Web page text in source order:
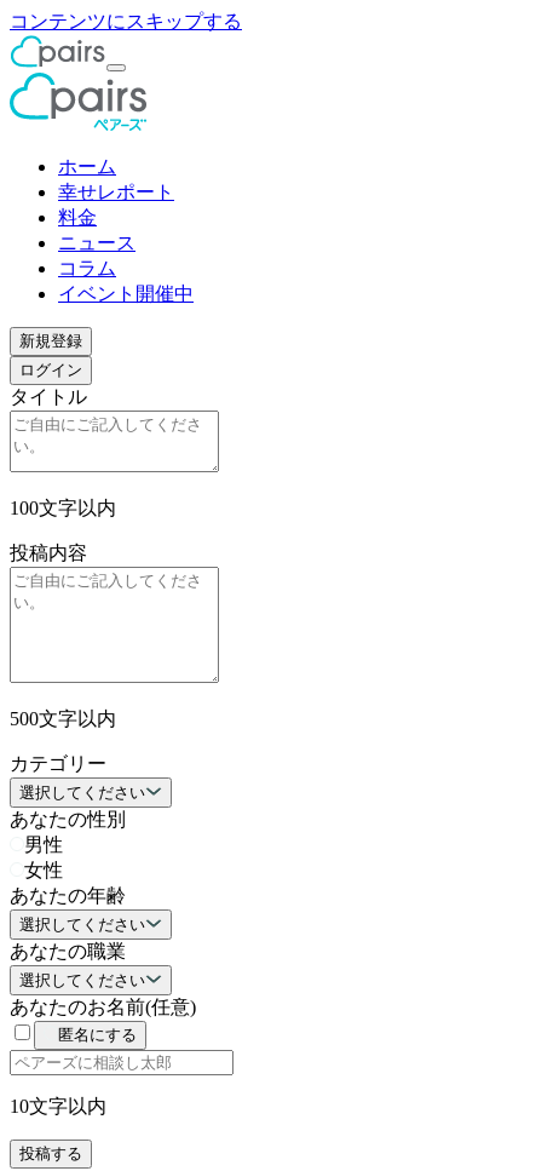
コンテンツにスキップする
ホーム
幸せレポート
料金
ニュース
コラム
イベント開催中
新規登録
ログイン
タイトル
100文字以内
投稿内容
500文字以内
カテゴリー
選択してください
あなたの性別
男性
女性
あなたの年齢
選択してください
あなたの職業
選択してください
あなたのお名前(任意)
匿名にする
10文字以内
投稿する